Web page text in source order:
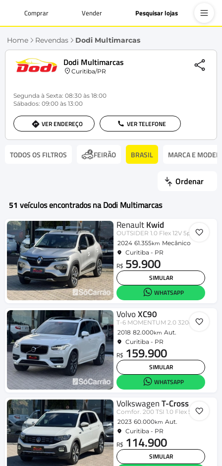
Comprar Vender Pesquisar lojas
Home Revendas Dodi Multimarcas
Dodi Multimarcas
Curitiba/PR
Segunda à Sexta: 08:30 às 18:00
Sábados: 09:00 às 13:00
VER ENDEREÇO VER TELEFONE
TODOS OS FILTROS FEIRÃO BRASIL MARCA E
Ordenar
51 veículos encontrados na Dodi Multimarcas
RenaultKwid
OUTSIDER 1.0 Flex 12V 5p Mec.
2024 61.355km Mecânico
Curitiba - PR
R$ 59.900
SIMULAR
WHATSAPP
VolvoXC90
T-6 MOMENTUM 2.0 320cv 5P
2018 82.000km Aut.
Curitiba - PR
R$ 159.900
SIMULAR
WHATSAPP
VolkswagenT-Cross
Comfor. 200 TSI 1.0 Flex 5p Aut.
2023 60.000km Aut.
Curitiba - PR
R$ 114.900
SIMULAR